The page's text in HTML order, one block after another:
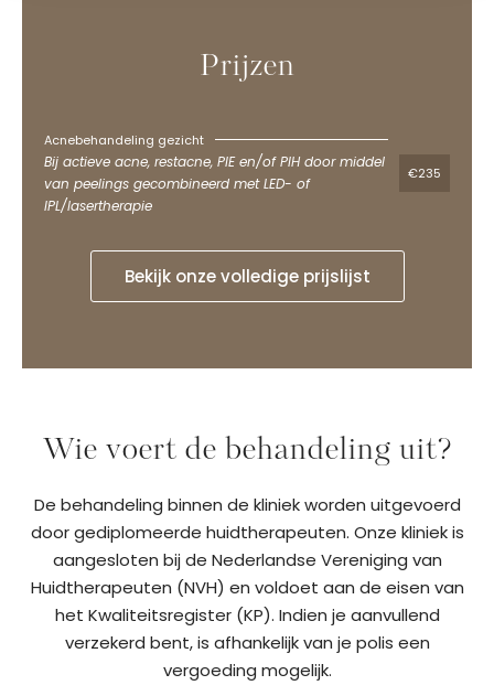
Prijzen
Acnebehandeling gezicht
Bij actieve acne, restacne, PIE en/of PIH door middel
van peelings gecombineerd met LED- of
IPL/lasertherapie
€235
Bekijk onze volledige prijslijst
Wie voert de behandeling uit?
De behandeling binnen de kliniek worden uitgevoerd
door gediplomeerde huidtherapeuten. Onze kliniek is
aangesloten bij de Nederlandse Vereniging van
Huidtherapeuten (NVH) en voldoet aan de eisen van
het Kwaliteitsregister (KP). Indien je aanvullend
verzekerd bent, is afhankelijk van je polis een
vergoeding mogelijk.